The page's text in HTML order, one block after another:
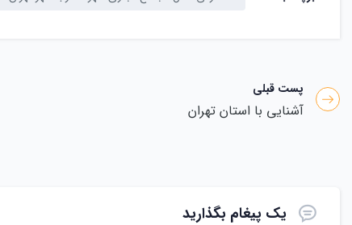
پست قبلی
آشنایی با استان تهران
یک پیغام بگذارید